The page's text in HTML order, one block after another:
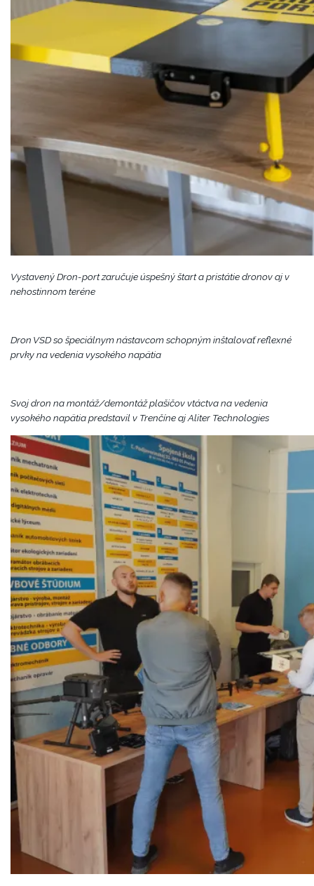
Vystavený Dron-port zaručuje úspešný štart a pristátie dronov aj v
nehostinnom teréne
Dron VSD so špeciálnym nástavcom schopným inštalovať reflexné
prvky na vedenia vysokého napätia
Svoj dron na montáž/demontáž plašičov vtáctva na vedenia
vysokého napätia predstavil v Trenčíne aj Aliter Technologies